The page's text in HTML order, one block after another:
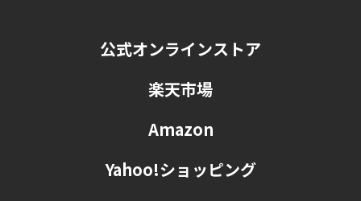
公式オンラインストア
楽天市場
Amazon
Yahoo!ショッピング